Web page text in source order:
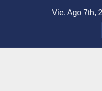
Vie. Ago 7th,